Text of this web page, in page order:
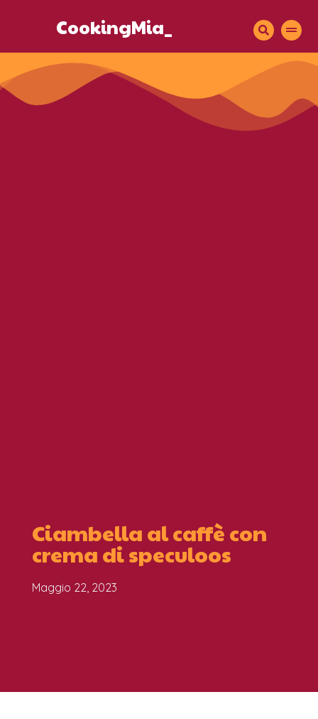
CookingMia_
Ciambella al caffè con
crema di speculoos
Maggio 22, 2023